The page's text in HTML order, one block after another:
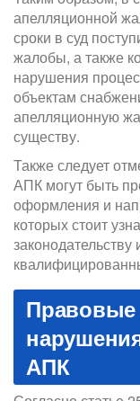
апелляционной
сроки в суд
жалобы, а также
нарушения
объектам
апелляционную
существу.
Также следует
АПК могут быть
оформления и
которых стоит
законодательству
Правовые
АПК